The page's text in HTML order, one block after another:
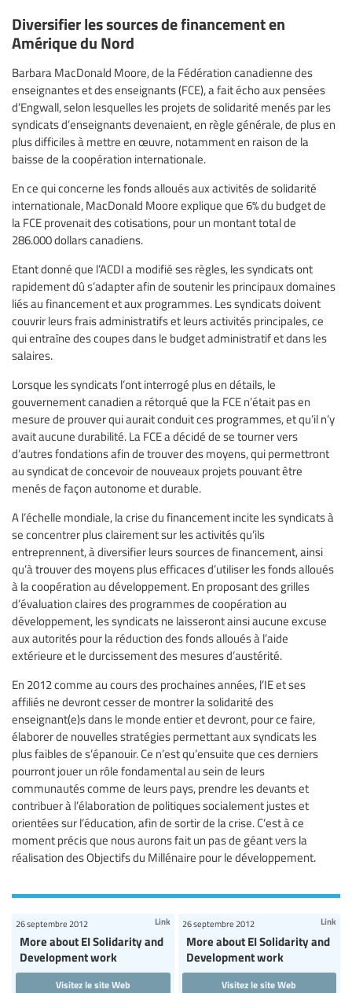
Diversifier les sources de financement en
Amérique du Nord
Barbara MacDonald Moore, de la Fédération canadienne des
enseignantes et des enseignants (FCE), a fait écho aux pensées
d’Engwall, selon lesquelles les projets de solidarité menés par les
syndicats d’enseignants devenaient, en règle générale, de plus en
plus difficiles à mettre en œuvre, notamment en raison de la
baisse de la coopération internationale.
En ce qui concerne les fonds alloués aux activités de solidarité
internationale, MacDonald Moore explique que 6% du budget de
la FCE provenait des cotisations, pour un montant total de
286.000 dollars canadiens.
Etant donné que l’ACDI a modifié ses règles, les syndicats ont
rapidement dû s’adapter afin de soutenir les principaux domaines
liés au financement et aux programmes. Les syndicats doivent
couvrir leurs frais administratifs et leurs activités principales, ce
qui entraîne des coupes dans le budget administratif et dans les
salaires.
Lorsque les syndicats l’ont interrogé plus en détails, le
gouvernement canadien a rétorqué que la FCE n’était pas en
mesure de prouver qui aurait conduit ces programmes, et qu’il n’y
avait aucune durabilité. La FCE a décidé de se tourner vers
d’autres fondations afin de trouver des moyens, qui permettront
au syndicat de concevoir de nouveaux projets pouvant être
menés de façon autonome et durable.
A l’échelle mondiale, la crise du financement incite les syndicats à
se concentrer plus clairement sur les activités qu’ils
entreprennent, à diversifier leurs sources de financement, ainsi
qu’à trouver des moyens plus efficaces d’utiliser les fonds alloués
à la coopération au développement. En proposant des grilles
d’évaluation claires des programmes de coopération au
développement, les syndicats ne laisseront ainsi aucune excuse
aux autorités pour la réduction des fonds alloués à l’aide
extérieure et le durcissement des mesures d’austérité.
En 2012 comme au cours des prochaines années, l’IE et ses
affiliés ne devront cesser de montrer la solidarité des
enseignant(e)s dans le monde entier et devront, pour ce faire,
élaborer de nouvelles stratégies permettant aux syndicats les
plus faibles de s’épanouir. Ce n’est qu’ensuite que ces derniers
pourront jouer un rôle fondamental au sein de leurs
communautés comme de leurs pays, prendre les devants et
contribuer à l’élaboration de politiques socialement justes et
orientées sur l’éducation, afin de sortir de la crise. C’est à ce
moment précis que nous aurons fait un pas de géant vers la
réalisation des Objectifs du Millénaire pour le développement.
More about EI Solidarity and
Development work
26 septembre 2012 Link
Visitez le site Web
More about EI Solidarity and
Development work
26 septembre 2012 Link
Visitez le site Web